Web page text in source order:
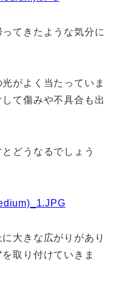
ってきたような気分に
がよく当たっていま
て傷みや不具合も出
どうなるでしょう
大きな広がりがあり
取り付けていきま